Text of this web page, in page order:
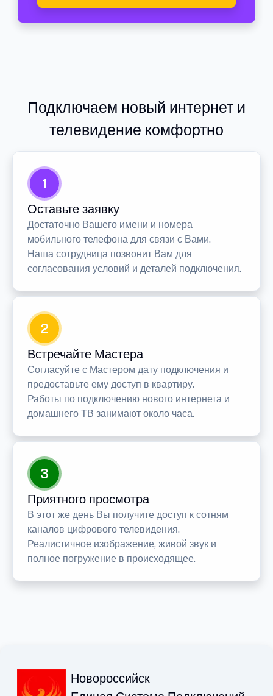
Подключаем новый интернет и
телевидение комфортно
1
Оставьте заявку
Достаточно Вашего имени и номера
мобильного телефона для связи с Вами.
Наша сотрудница позвонит Вам для
согласования условий и деталей подключения.
2
Встречайте Мастера
Согласуйте с Мастером дату подключения и
предоставьте ему доступ в квартиру.
Работы по подключению нового интернета и
домашнего ТВ занимают около часа.
3
Приятного просмотра
В этот же день Вы получите доступ к сотням
каналов цифрового телевидения.
Реалистичное изображение, живой звук и
полное погружение в происходящее.
Новороссийск